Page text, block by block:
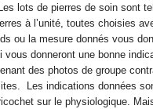
lots de pierres de soin sont
à l’unité, toutes choisies
ou la mesure donnés vous
vous donneront une bonne
des photos de groupe
Les indications données
sur le physiologique.